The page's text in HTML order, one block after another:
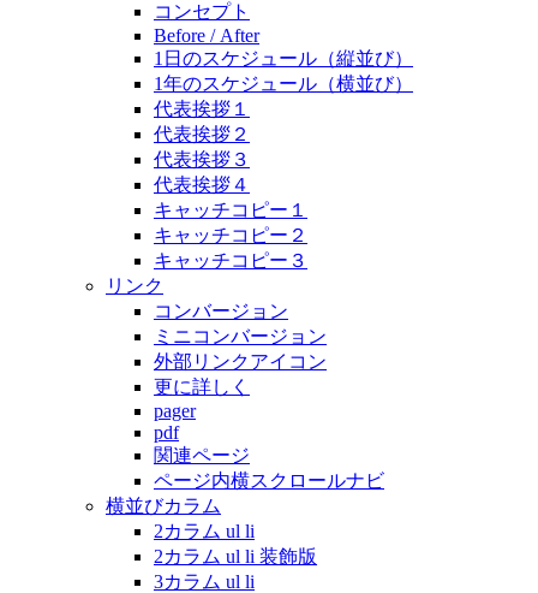
コンセプト
Before / After
1日のスケジュール（縦並び）
1年のスケジュール（横並び）
代表挨拶１
代表挨拶２
代表挨拶３
代表挨拶４
キャッチコピー１
キャッチコピー２
キャッチコピー３
リンク
コンバージョン
ミニコンバージョン
外部リンクアイコン
更に詳しく
pager
pdf
関連ページ
ページ内横スクロールナビ
横並びカラム
2カラム ul li
2カラム ul li 装飾版
3カラム ul li